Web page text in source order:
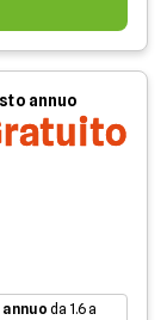
annuo
da 1.6 a